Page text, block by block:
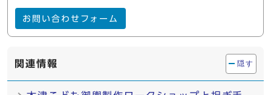
お問い合わせフォーム
関連情報 隠す